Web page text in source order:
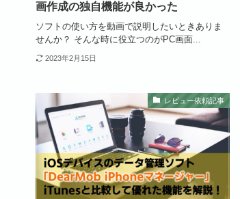
画作成の独自機能が良かった
ソフトの使い方を動画で説明したいときありま
せんか？ そんな時に役立つのがPC画面...
2023年2月15日
レビュー依頼記事